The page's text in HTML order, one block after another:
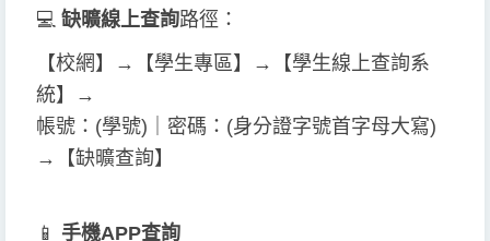
💻 缺曠線上查詢路徑：
【校網】→【學生專區】→【學生線上查詢系
統】→
帳號：(學號)｜密碼：(身分證字號首字母大寫)
→【缺曠查詢】
📱 手機APP查詢